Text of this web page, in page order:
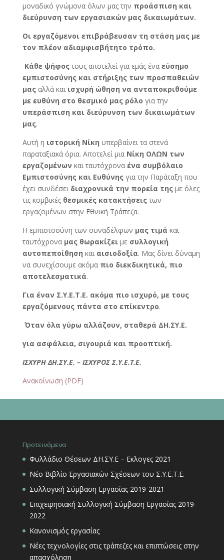
μοναδικό γνώμονα όλων μας την προάσπιση και
διεύρυνση των εργασιακών μας δικαιωμάτων.
Οι εργαζόμενοι επιβράβευσαν τη στάση μας με
τον πλέον αδιαμφισβήτητο τρόπο.
Κάθε ψήφοςτους αποτελεί για εμάς ένα εύσημο
εμπιστοσύνης και στήριξης των προσπαθειών
μαςαλλά και ισχυρή ώθηση να ανταποκριθούμε
με ευθύνη στο θεσμικό μας ρόλο για την
υπεράσπιση και διεύρυνση των δικαιωμάτων
μας.
Αυτή η ιστορική Νίκη υπερβαίνει τα στενά
παραταξιακά όρια. Αποτελεί μια Νίκη ΟΛΩΝ των
εργαζομένων και ταυτόχρονα ένα συμβόλαιο
Εμπιστοσύνης και Ευθύνηςγια την Παράταξη που
έχει συνδέσειδιαχρονικά την πορεία τηςμε όλες
τις κομβικές θεσμικές κατακτήσειςτων
εργαζομένων στην Εθνική Τράπεζα.
Η εμπιστοσύνη των συναδέλφων μας τιμά και
ταυτόχρονα μας θωρακίζειμε συλλογική
αυτοπεποίθηση και αισιοδοξία. Μας δίνει δύναμη
να συνεχίσουμε ακόμα πιο διεκδικητικά, πιο
αποτελεσματικά.
Για έναν Σ.Υ.Ε.Τ.Ε. ακόμα πιο ισχυρό, με τους
εργαζόμενους πάντα στο επίκεντρο.
Όταν όλα γύρω αλλάζουν, σταθερά ΔΗ.ΣΥ.Ε.
για ασφάλεια, σιγουριά και προοπτική.
ΙΣΧΥΡΗ ΔΗ.ΣΥ.Ε. – ΙΣΧΥΡΟΣ Σ.Υ.Ε.Τ.Ε.
Ανακοίνωση (PDF)
Προτεινόμενα
Φυλλάδιο Θέσεων ΔΗ.ΣΥ.Ε – Εκλογες 2021
Νέο Βιβλίο Εργασιακών Σχέσεων του Σ.Υ.Ε.Τ.Ε.
Συλλογική Σύμβαση Εργασίας 2019-2021
Επιχειρησιακή Συλλογική Σύμβαση Εργασίας 2019-
2022
Κανονισμός εργασίας
Νέες τεχνολογίες στις τράπεζες και επιπτώσεις στην
απασχόληση